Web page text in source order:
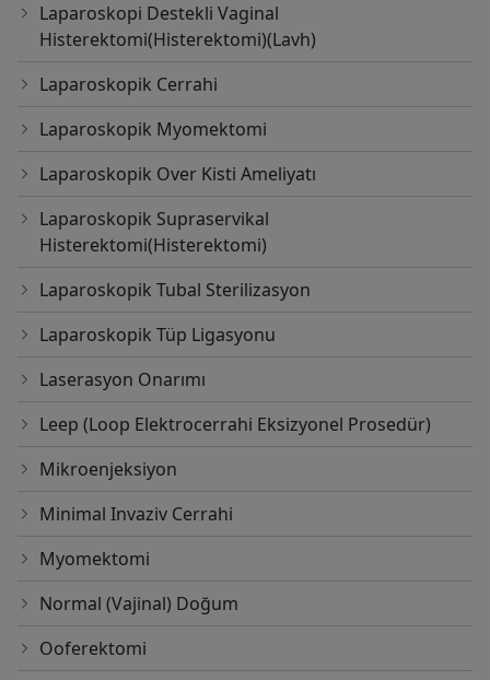
Laparoskopi Destekli Vaginal
Histerektomi(Histerektomi)(Lavh)
Laparoskopik Cerrahi
Laparoskopik Myomektomi
Laparoskopik Over Kisti Ameliyatı
Laparoskopik Supraservikal
Histerektomi(Histerektomi)
Laparoskopik Tubal Sterilizasyon
Laparoskopik Tüp Ligasyonu
Laserasyon Onarımı
Leep (Loop Elektrocerrahi Eksizyonel Prosedür)
Mikroenjeksiyon
Minimal Invaziv Cerrahi
Myomektomi
Normal (Vajinal) Doğum
Ooferektomi